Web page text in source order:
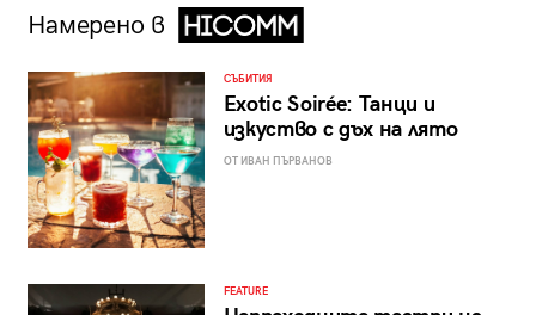
Намерено в
СЪБИТИЯ
Exotic Soirée: Танци и
изкуство с дъх на лято
ОТ ИВАН ПЪРВАНОВ
FEATURE